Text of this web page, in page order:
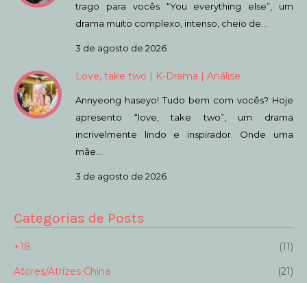
trago para vocês “You everything else”, um
drama muito complexo, intenso, cheio de…
3 de agosto de 2026
Love, take two | K-Drama | Análise
Annyeong haseyo! Tudo bem com vocês? Hoje
apresento “love, take two”, um drama
incrivelmente lindo e inspirador. Onde uma
mãe…
3 de agosto de 2026
Categorias de Posts
+18
(11)
Atores/Atrizes China
(21)